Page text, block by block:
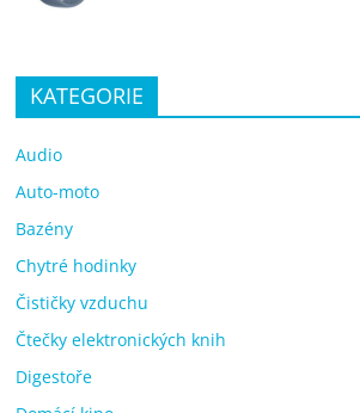
KATEGORIE
Audio
Auto-moto
Bazény
Chytré hodinky
Čističky vzduchu
Čtečky elektronických knih
Digestoře